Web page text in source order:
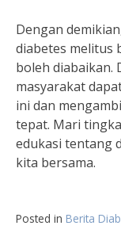
Dengan
diabetes melitus
boleh diabaikan.
masyarakat
ini dan
tepat. Mari
edukasi tentang
kita bersama.
Posted in Berita